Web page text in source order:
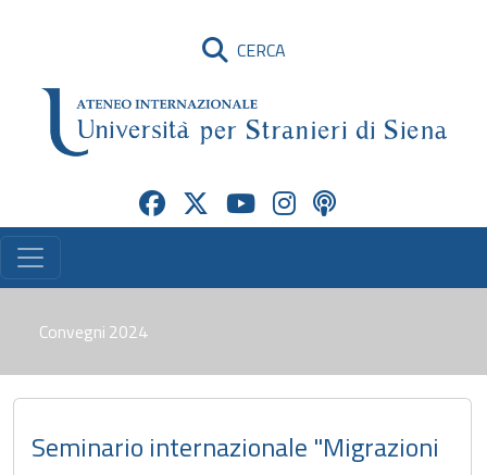
CERCA
Convegni 2024
Seminario internazionale "Migrazioni